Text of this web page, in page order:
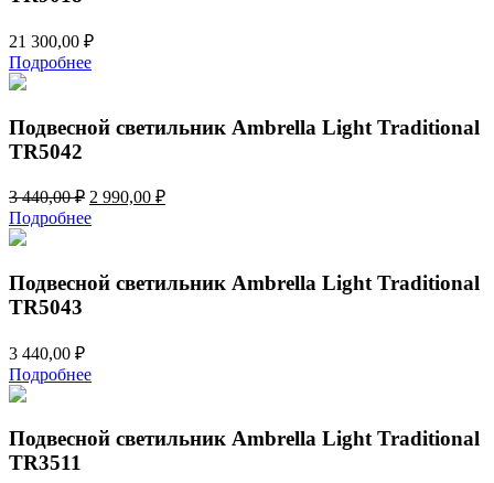
21 300,00 ₽
Подробнее
Подвесной светильник Ambrella Light Traditional
TR5042
3 440,00₽ Первоначальная
цена
составляла
440,00 ₽.
2 990,00 ₽Текущая
Подробнее
Подвесной светильник Ambrella Light Traditional
TR5043
3 440,00 ₽
Подробнее
Подвесной светильник Ambrella Light Traditional
TR3511